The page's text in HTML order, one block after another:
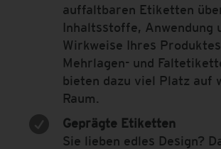
auffaltbaren Etiketten
Inhaltsstoffe, Anwendung
Wirkweise Ihres
Mehrlagen- und
bieten dazu viel Platz auf
Raum.

Geprägte Etiketten
Sie lieben edles Design?